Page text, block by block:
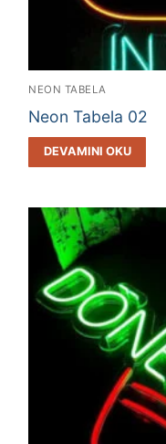
NEON TABELA
Neon Tabela 02
DEVAMINI OKU